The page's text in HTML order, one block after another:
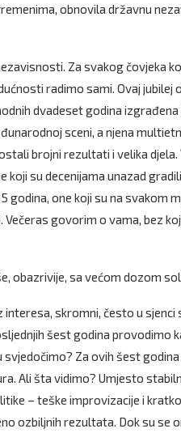
obnovila državnu
Za svakog čovjeka
radimo sami. Ovaj
dvadeset godina
sceni, a njena
brojni rezultati i velika djela.
su decenijama unazad
godina, one koji su na
govorim o vama, bez
obazrivije, sa većom dozom
interesa, skromni, često u
šest godina provodimo
Za ovih šest
Ali šta vidimo? Umjesto
– teške improvizacije i
ozbiljnih rezultata. Dok su se